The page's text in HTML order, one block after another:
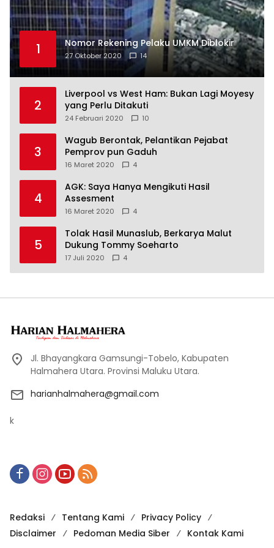
1 Nomor Rekening Pelaku UMKM Diblokir
27 Oktober 2020 14
2
Liverpool vs West Ham: Bukan Lagi Moyesy
yang Perlu Ditakuti
24 Februari 2020 10
3
Wagub Berontak, Pelantikan Pejabat
Pemprov pun Gaduh
16 Maret 2020 4
4
AGK: Saya Hanya Mengikuti Hasil
Assesment
16 Maret 2020 4
5
Tolak Hasil Munaslub, Berkarya Malut
Dukung Tommy Soeharto
17 Juli 2020 4
Jl. Bhayangkara Gamsungi-Tobelo, Kabupaten
Halmahera Utara. Provinsi Maluku Utara.
harianhalmahera@gmail.com
k
Redaksi Tentang Kami
Privacy Policy
Disclaimer
Pedoman Media Siber Kontak Kami